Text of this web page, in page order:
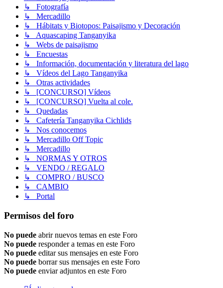
↳ Fotografía
↳ Mercadillo
↳ Hábitats y Biotopos: Paisajismo y Decoración
↳ Aquascaping Tanganyika
↳ Webs de paisajismo
↳ Encuestas
↳ Información, documentación y literatura del lago
↳ Vídeos del Lago Tanganyika
↳ Otras actividades
↳ [CONCURSO] Vídeos
↳ [CONCURSO] Vuelta al cole.
↳ Quedadas
↳ Cafetería Tanganyika Cichlids
↳ Nos conocemos
↳ Mercadillo Off Topic
↳ Mercadillo
↳ NORMAS Y OTROS
↳ VENDO / REGALO
↳ COMPRO / BUSCO
↳ CAMBIO
↳ Portal
Permisos del foro
No puede abrir nuevos temas en este Foro
No puede responder a temas en este Foro
No puede editar sus mensajes en este Foro
No puede borrar sus mensajes en este Foro
No puede enviar adjuntos en este Foro